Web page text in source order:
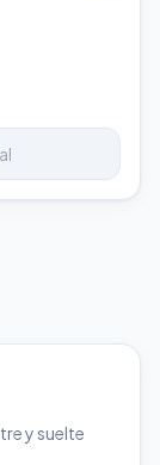
y suelte